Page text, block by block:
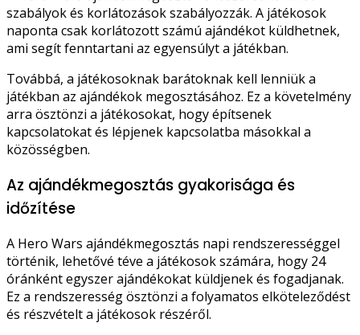
szabályok és korlátozások szabályozzák. A játékosok
naponta csak korlátozott számú ajándékot küldhetnek,
ami segít fenntartani az egyensúlyt a játékban.
Továbbá, a játékosoknak barátoknak kell lenniük a
játékban az ajándékok megosztásához. Ez a követelmény
arra ösztönzi a játékosokat, hogy építsenek
kapcsolatokat és lépjenek kapcsolatba másokkal a
közösségben.
Az ajándékmegosztás gyakorisága és
időzítése
A Hero Wars ajándékmegosztás napi rendszerességgel
történik, lehetővé téve a játékosok számára, hogy 24
óránként egyszer ajándékokat küldjenek és fogadjanak.
Ez a rendszeresség ösztönzi a folyamatos elköteleződést
és részvételt a játékosok részéről.